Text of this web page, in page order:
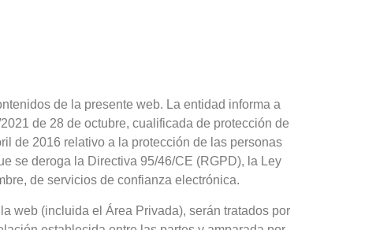
de la presente web. La entidad informa a
de 28 de octubre, cualificada de protección de
de 2016 relativo a la protección de las personas
se deroga la Directiva 95/46/CE (RGPD), la Ley
de servicios de confianza electrónica.
web (incluida el Área Privada), serán tratados por